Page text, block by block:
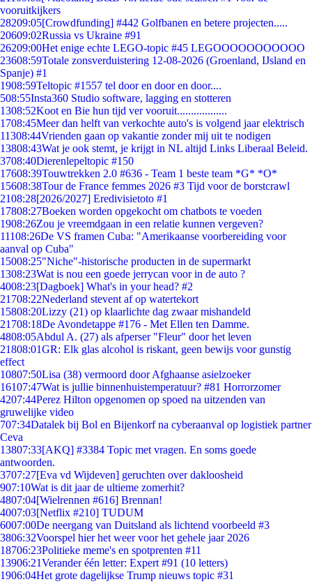
vooruitkijkers
28209:05[Crowdfunding] #442 Golfbanen en betere projecten.....
20609:02Russia vs Ukraine #91
26209:00Het enige echte LEGO-topic #45 LEGOOOOOOOOOOO
23608:59Totale zonsverduistering 12-08-2026 (Groenland, IJsland en
Spanje) #1
1908:59Teltopic #1557 tel door en door en door....
508:55Insta360 Studio software, lagging en stotteren
1308:52Koot en Bie hun tijd ver vooruit..................
1708:45Meer dan helft van verkochte auto's is volgend jaar elektrisch
11308:44Vrienden gaan op vakantie zonder mij uit te nodigen
13808:43Wat je ook stemt, je krijgt in NL altijd Links Liberaal Beleid.
3708:40Dierenlepeltopic #150
17608:39Touwtrekken 2.0 #636 - Team 1 beste team *G* *O*
15608:38Tour de France femmes 2026 #3 Tijd voor de borstcrawl
2108:28[2026/2027] Eredivisietoto #1
17808:27Boeken worden opgekocht om chatbots te voeden
1908:26Zou je vreemdgaan in een relatie kunnen vergeven?
11108:26De VS framen Cuba: "Amerikaanse voorbereiding voor
aanval op Cuba"
15008:25"Niche"-historische producten in de supermarkt
1308:23Wat is nou een goede jerrycan voor in de auto ?
4008:23[Dagboek] What's in your head? #2
21708:22Nederland stevent af op watertekort
15808:20Lizzy (21) op klaarlichte dag zwaar mishandeld
21708:18De Avondetappe #176 - Met Ellen ten Damme.
4808:05Abdul A. (27) als afperser "Fleur" door het leven
21808:01GR: Elk glas alcohol is riskant, geen bewijs voor gunstig
effect
10807:50Lisa (38) vermoord door Afghaanse asielzoeker
16107:47Wat is jullie binnenhuistemperatuur? #81 Horrorzomer
4207:44Perez Hilton opgenomen op spoed na uitzenden van
gruwelijke video
707:34Datalek bij Bol en Bijenkorf na cyberaanval op logistiek partner
Ceva
13807:33[AKQ] #3384 Topic met vragen. En soms goede
antwoorden.
3707:27[Eva vd Wijdeven] geruchten over dakloosheid
907:10Wat is dit jaar de ultieme zomerhit?
4807:04[Wielrennen #616] Brennan!
4007:03[Netflix #210] TUDUM
6007:00De neergang van Duitsland als lichtend voorbeeld #3
3806:32Voorspel hier het weer voor het gehele jaar 2026
18706:23Politieke meme's en spotprenten #11
13906:21Verander één letter: Expert #91 (10 letters)
1906:04Het grote dagelijkse Trump nieuws topic #31